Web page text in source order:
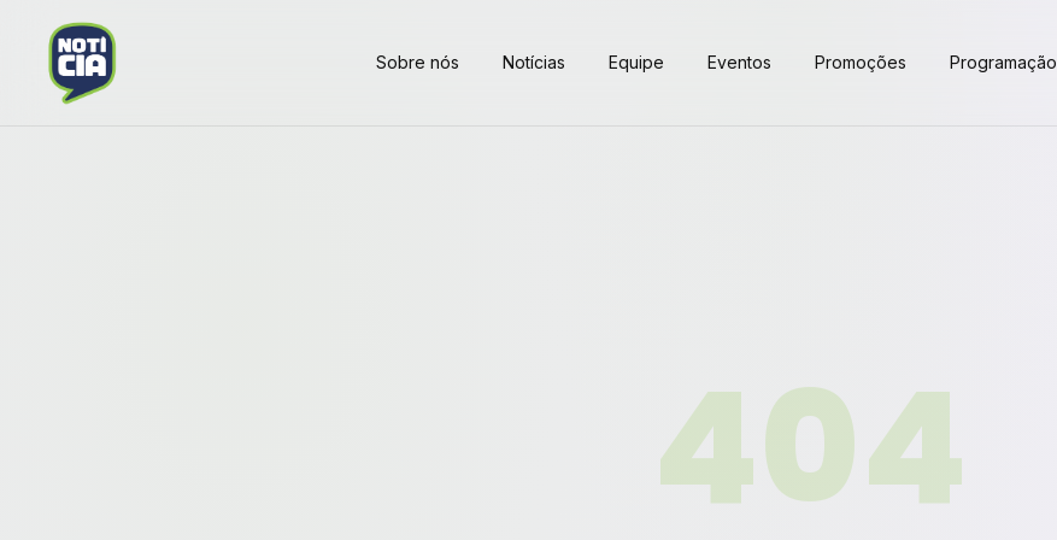
Sobre nós Notícias Equipe Eventos Promoções Programação
404